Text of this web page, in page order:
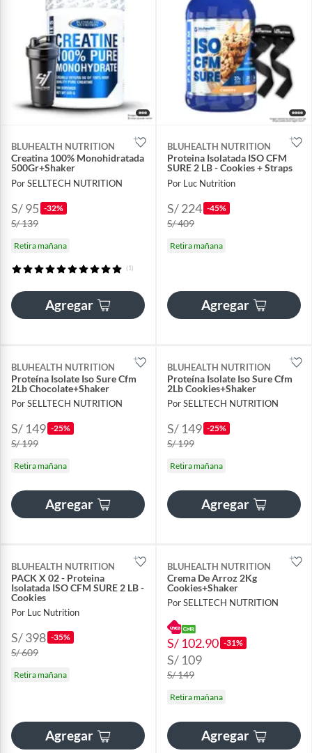
BLUHEALTH NUTRITION
Creatina 100% Monohidratada
500Gr+Shaker
Por SELLTECH NUTRITION
S/ 95 -32%
S/ 139
Retira mañana
(1)
Agregar
BLUHEALTH NUTRITION
Proteina Isolatada ISO CFM
SURE 2 LB - Cookies + Straps
Por Luc Nutrition
S/ 224 -45%
S/ 409
Retira mañana
Agregar
BLUHEALTH NUTRITION
Proteína Isolate Iso Sure Cfm
2Lb Chocolate+Shaker
Por SELLTECH NUTRITION
S/ 149 -25%
S/ 199
Retira mañana
Agregar
BLUHEALTH NUTRITION
Proteína Isolate Iso Sure Cfm
2Lb Cookies+Shaker
Por SELLTECH NUTRITION
S/ 149 -25%
S/ 199
Retira mañana
Agregar
BLUHEALTH NUTRITION
PACK X 02 - Proteina
Isolatada ISO CFM SURE 2 LB -
Cookies
Por Luc Nutrition
S/ 398 -35%
S/ 609
Retira mañana
Agregar
BLUHEALTH NUTRITION
Crema De Arroz 2Kg
Cookies+Shaker
Por SELLTECH NUTRITION
S/ 102.90 -31%
S/ 109
S/ 149
Retira mañana
Agregar